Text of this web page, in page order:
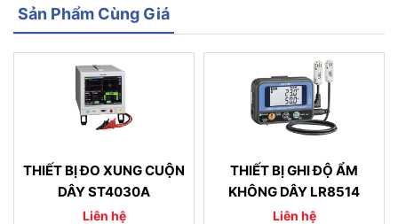
Sản Phẩm Cùng Giá
THIẾT BỊ ĐO XUNG CUỘN
DÂY ST4030A
Liên hệ
THIẾT BỊ GHI ĐỘ ẨM
KHÔNG DÂY LR8514
Liên hệ